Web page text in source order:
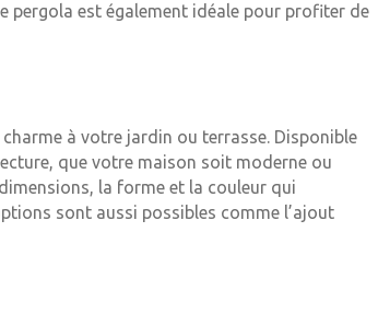
pergola est également idéale pour profiter de
à votre jardin ou terrasse. Disponible
que votre maison soit moderne ou
la forme et la couleur qui
sont aussi possibles comme l’ajout